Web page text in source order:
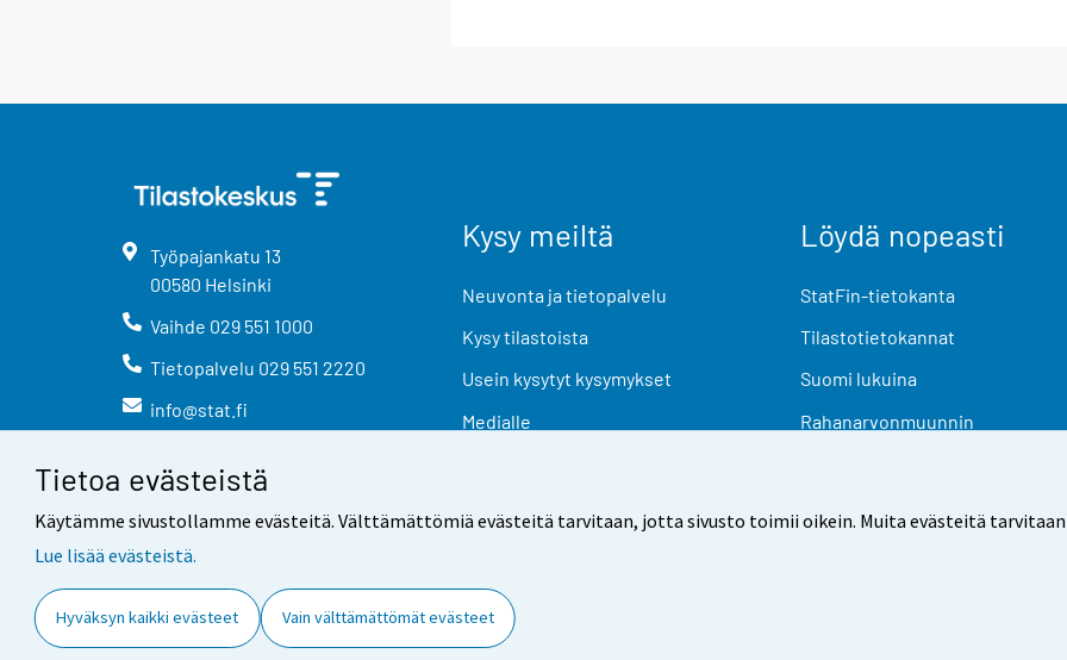
Tietoa evästeistä
Käytämme sivustollamme evästeitä. Välttämättömiä evästeitä tarvitaan, jotta sivusto toimii oikein. Muita evästeitä
Lue lisää evästeistä.
Hyväksyn kaikki evästeet Vain välttämättömät evästeet
Työpajankatu 13
00580 Helsinki
Vaihde 029 551 1000
Tietopalvelu 029 551 2220
info@stat.fi
Kysy meiltä
Neuvonta ja tietopalvelu
Kysy tilastoista
Usein kysytyt kysymykset
Medialle
Löydä nopeasti
StatFin-tietokanta
Tilastotietokannat
Suomi lukuina
Rahanarvonmuunnin
Palaute